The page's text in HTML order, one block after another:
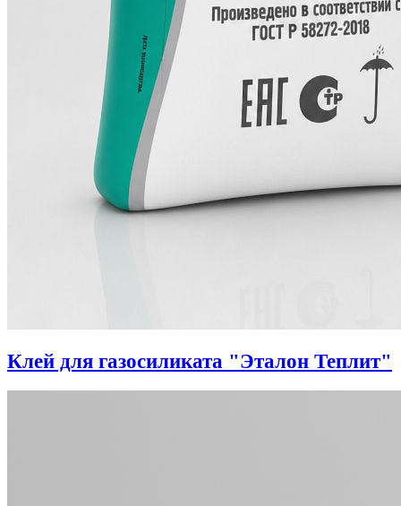
Клей для газосиликата "Эталон Теплит"